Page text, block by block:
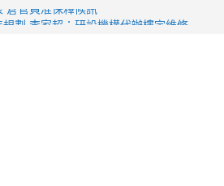
倉管員准保釋候訊